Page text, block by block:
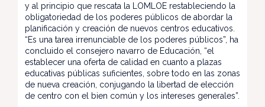
y al principio que rescata la LOMLOE restableciendo la
obligatoriedad de los poderes públicos de abordar la
planificación y creación de nuevos centros educativos.
“Es una tarea irrenunciable de los poderes públicos”, ha
concluido el consejero navarro de Educación, “el
establecer una oferta de calidad en cuanto a plazas
educativas públicas suficientes, sobre todo en las zonas
de nueva creación, conjugando la libertad de elección
de centro con el bien común y los intereses generales”.